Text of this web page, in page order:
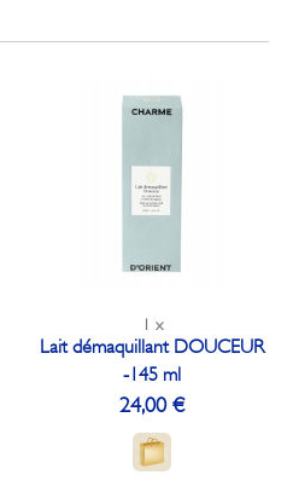
1 x
Lait démaquillant DOUCEUR
-145 ml
24,00 €